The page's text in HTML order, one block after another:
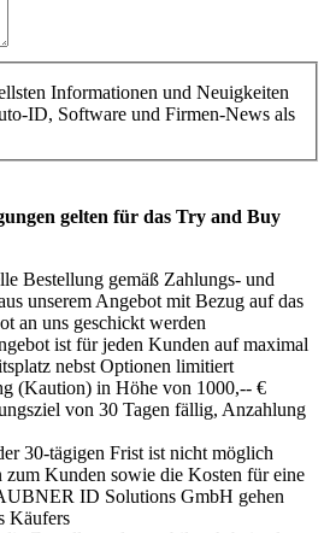
Informationen und Neuigkeiten
ID, Software und Firmen-News als
gelten für das Try and Buy
Bestellung gemäß Zahlungs- und
unserem Angebot mit Bezug auf das
an uns geschickt werden
ist für jeden Kunden auf maximal
nebst Optionen limitiert
(Kaution) in Höhe von 1000,-- €
von 30 Tagen fällig, Anzahlung
30-tägigen Frist ist nicht möglich
zum Kunden sowie die Kosten für eine
ID Solutions GmbH gehen
Käufers